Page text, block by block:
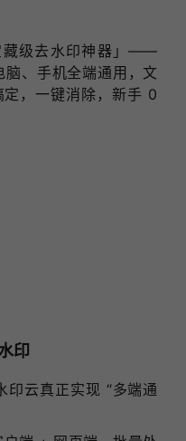
藏级去水印神器」——
脑、手机全端通用，文
定，一键消除，新手 0
印
印云真正实现 “多端通